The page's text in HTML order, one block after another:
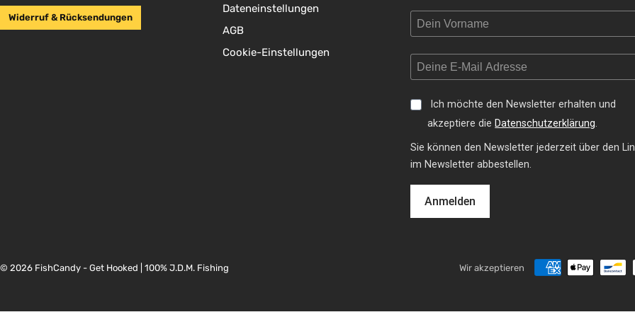
Widerruf & Rücksendungen
Dateneinstellungen
AGB
Cookie-Einstellungen
Ich möchte den Newsletter erhalten und
akzeptiere die Datenschutzerklärung.
Sie können den Newsletter jederzeit über den
im Newsletter abbestellen.
Anmelden
© 2026 FishCandy - Get Hooked | 100% J.D.M. Fishing Wir akzeptieren